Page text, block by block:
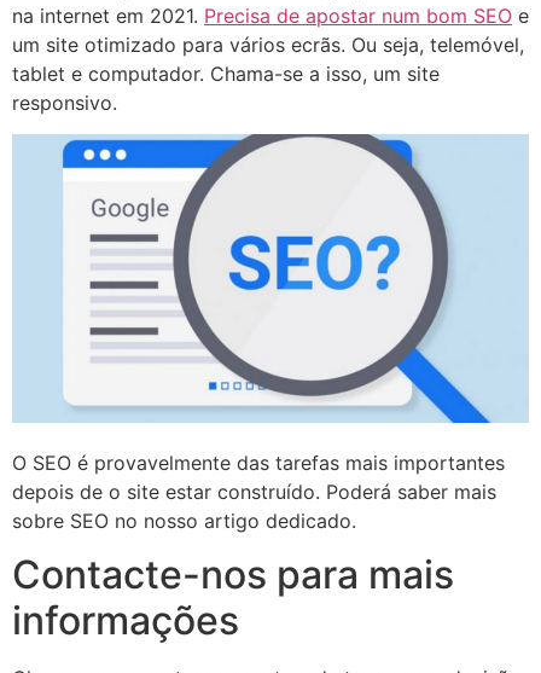
na internet em 2021. Precisa de apostar num bom SEO e
um site otimizado para vários ecrãs. Ou seja, telemóvel,
tablet e computador. Chama-se a isso, um site
responsivo.
O SEO é provavelmente das tarefas mais importantes
depois de o site estar construído. Poderá saber mais
sobre SEO no nosso artigo dedicado.
Contacte-nos para mais
informações